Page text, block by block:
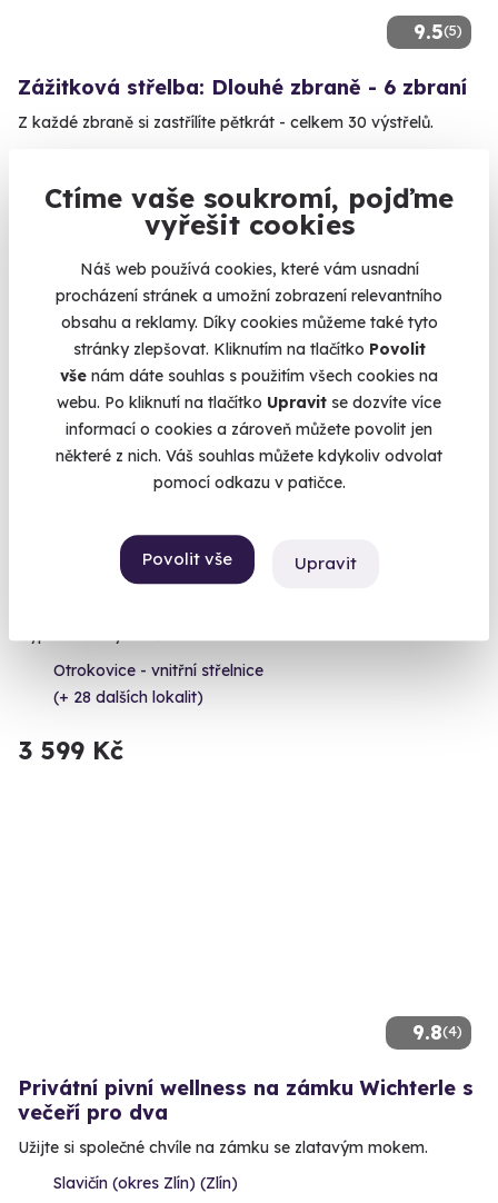
Ctíme vaše soukromí, pojďme
vyřešit cookies
Náš web používá cookies, které vám usnadní
procházení stránek a umožní zobrazení relevantního
obsahu a reklamy. Díky cookies můžeme také tyto
stránky zlepšovat. Kliknutím na tlačítko Povolit
vše nám dáte souhlas s použitím všech cookies na
webu. Po kliknutí na tlačítko Upravit se dozvíte více
informací o cookies a zároveň můžete povolit jen
některé z nich. Váš souhlas můžete kdykoliv odvolat
pomocí odkazu v patičce.
Povolit vše Upravit
9.5(5)
Zážitková střelba: Dlouhé zbraně - 6 zbraní
Z každé zbraně si zastřílíte pětkrát - celkem 30 výstřelů.
(+ 28 dalších lokalit)
Volný termín už 11. 08. 2026
Zážitková střelba: Nejsilnější zbraně - 7
Otrokovice - vnitřní střelnice
(+ 28 dalších lokalit)
3 599 Kč
9.8(4)
Privátní pivní wellness na zámku Wichterle s
večeří pro dva
Užijte si společné chvíle na zámku se zlatavým mokem.
Slavičín (okres Zlín) (Zlín)